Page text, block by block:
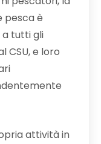
pesca è
tutti gli
CSU, e loro
attività in